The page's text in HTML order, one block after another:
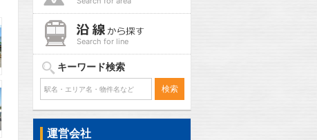
Search for line
キーワード検索
運営会社